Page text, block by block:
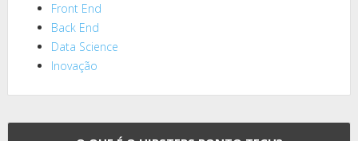
Front End
Back End
Data Science
Inovação